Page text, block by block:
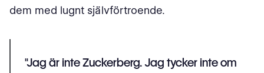
dem med lugnt självförtroende.
"Jag är inte Zuckerberg. Jag tycker inte om